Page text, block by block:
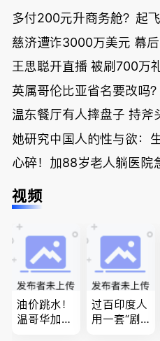
多付200元升商务舱？起
慈济遭诈3000万美元 幕
王思聪开直播 被刷700万
英属哥伦比亚省名要改吗
温东餐厅有人摔盘子 持斧
她研究中国人的性与欲：
心碎！加88岁老人躺医院
视频
油价跳水！
温哥华加油
过百印度人
用一套“剧